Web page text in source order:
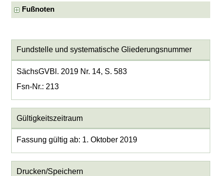
Fußnoten
Fundstelle und systematische Gliederungsnummer
SächsGVBl. 2019 Nr. 14, S. 583
Fsn-Nr.: 213
Gültigkeitszeitraum
Fassung gültig ab: 1. Oktober 2019
Drucken/Speichern